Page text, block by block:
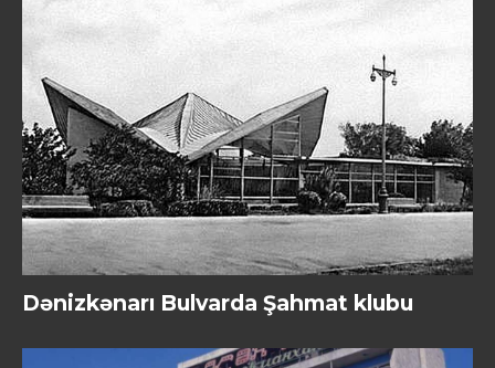
Dənizkənarı Bulvarda Şahmat klubu